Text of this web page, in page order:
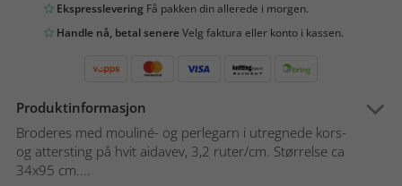
Ekspresslevering Få pakken din allerede i morgen.
Handle nå, betal senereVelg faktura eller konto i kassen.
Produktinformasjon
Broderes med mouliné- og perlegarn i utregnede kors-
og attersting på hvit aidavev, 3,2 ruter/cm. Størrelse ca
34x95 cm....